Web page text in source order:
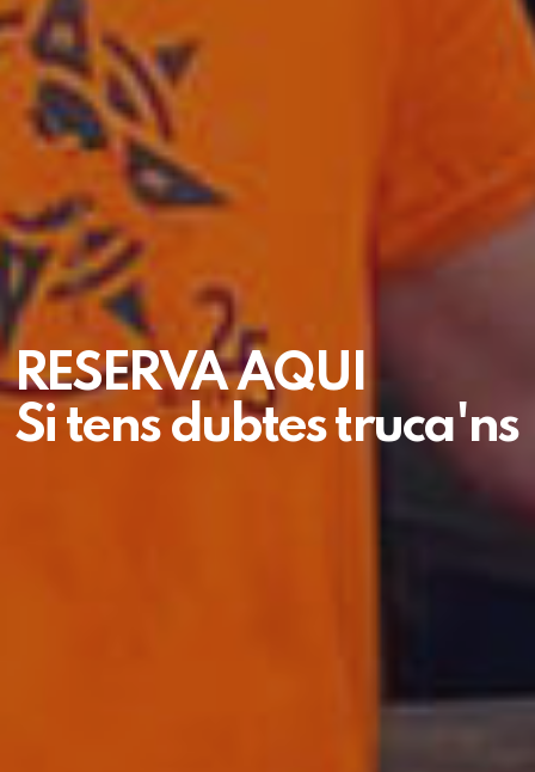
RESERVA AQUI
Si tens dubtes truca'ns